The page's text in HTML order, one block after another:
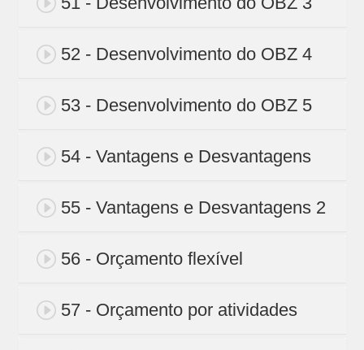
52 - Desenvolvimento do OBZ 4
53 - Desenvolvimento do OBZ 5
54 - Vantagens e Desvantagens
55 - Vantagens e Desvantagens 2
56 - Orçamento flexível
57 - Orçamento por atividades